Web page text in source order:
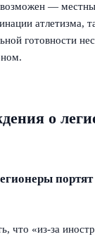
—
атлетизма,
готовности
о
что «из‑за